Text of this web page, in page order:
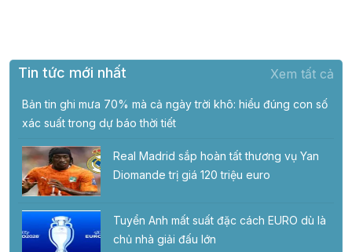
Tin tức mới nhất Xem tất cả
Bản tin ghi mưa 70% mà cả ngày trời khô: hiểu đúng con số
xác suất trong dự báo thời tiết
Real Madrid sắp hoàn tất thương vụ Yan
Diomande trị giá 120 triệu euro
Tuyển Anh mất suất đặc cách EURO dù là
chủ nhà giải đấu lớn